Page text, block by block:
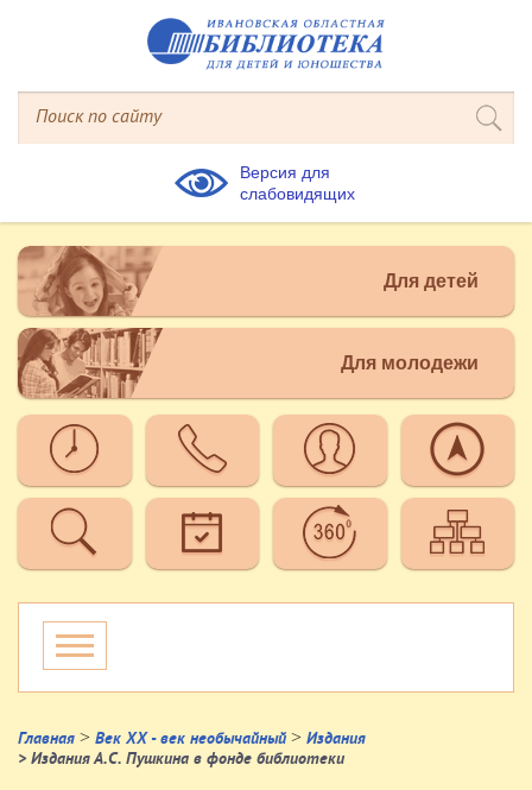
Версия для
слабовидящих
Для детей
Для молодежи
Главная > Век XX - век необычайный > Издания
> Издания А.С. Пушкина в фонде библиотеки